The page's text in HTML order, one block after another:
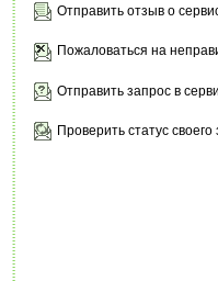
Отправить отзыв о
Пожаловаться на
Отправить запрос в
Проверить статус своего